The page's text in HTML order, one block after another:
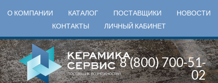
О КОМПАНИИ КАТАЛОГ ПОСТАВЩИКИ
НОВОСТИ
КОНТАКТЫ
ЛИЧНЫЙ КАБИНЕТ
8 (800) 700-51-
02